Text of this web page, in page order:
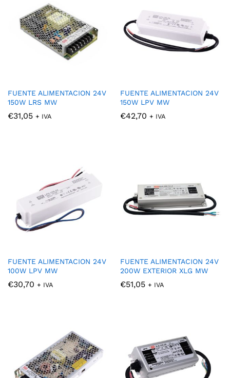
FUENTE ALIMENTACION 24V
150W LRS MW
€31,05 + IVA
FUENTE ALIMENTACION 24V
150W LPV MW
€42,70 + IVA
FUENTE ALIMENTACION 24V
100W LPV MW
€30,70 + IVA
FUENTE ALIMENTACION 24V
200W EXTERIOR XLG MW
€51,05 + IVA